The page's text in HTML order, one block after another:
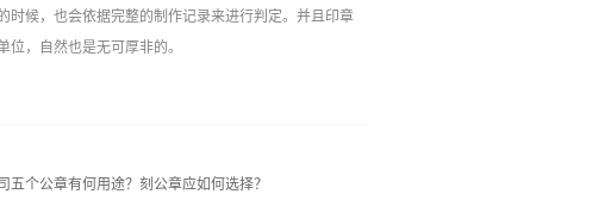
时候，也会依据完整的制作记录来进行判定。并且印章
，自然也是无可厚非的。
五个公章有何用途？刻公章应如何选择？